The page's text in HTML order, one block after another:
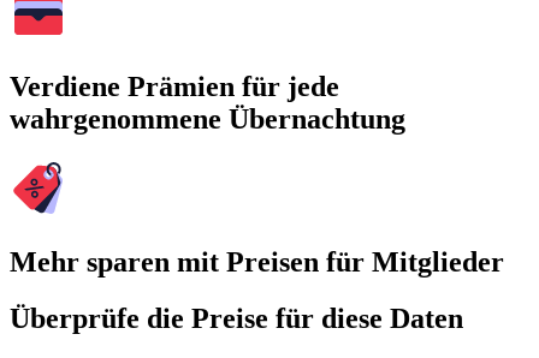
Verdiene Prämien für jede
wahrgenommene Übernachtung
Mehr sparen mit Preisen für Mitglieder
Überprüfe die Preise für diese Daten